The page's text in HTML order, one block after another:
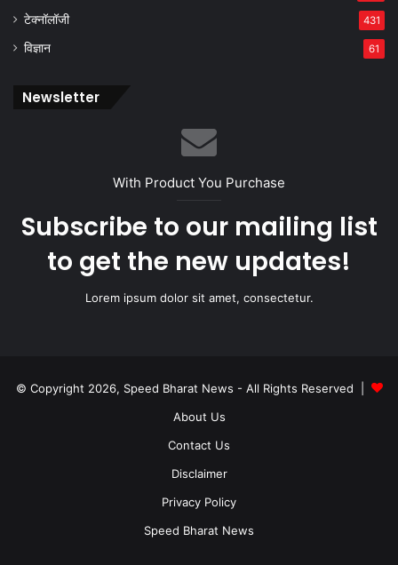
टेक्नॉलॉजी 431
विज्ञान 61
Newsletter
With Product You Purchase
Subscribe to our mailing list
to get the new updates!
Lorem ipsum dolor sit amet, consectetur.
© Copyright 2026, Speed Bharat News - All Rights Reserved |
About Us
Contact Us
Disclaimer
Privacy Policy
Speed Bharat News